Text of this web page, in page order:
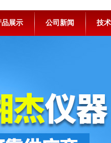
品展示 公司新闻 技